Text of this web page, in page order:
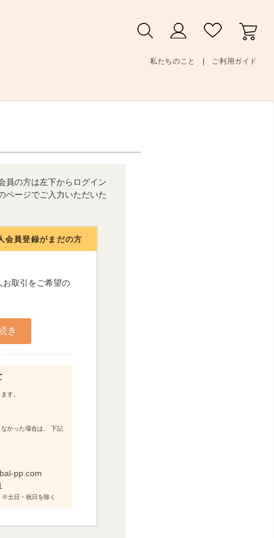
私たちのこと ご利用ガイド
員の方は左下からログイン
ページでご入力いただいた
会員登録がまだの方
お取引をご希望の
す。
なかった場合は、 下記
pp.com
土日・祝日を除く